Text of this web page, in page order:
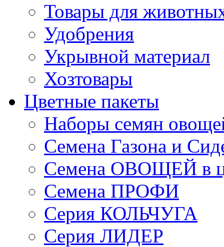
Товары для
Удобрения
Укрывной материал
Хозтовары
Цветные пакеты
Наборы семян
Семена Газона и
Семена ОВОЩЕЙ в
Семена ПРОФИ
Серия КОЛЬЧУГА
Серия ЛИДЕР